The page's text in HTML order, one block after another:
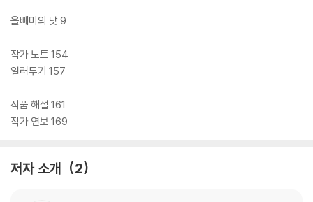
점을 집요하게 해부한다.
올빼미의 낮 9
작가 노트 154
일러두기 157
작품 해설 161
작가 연보 169
저자 소개 2